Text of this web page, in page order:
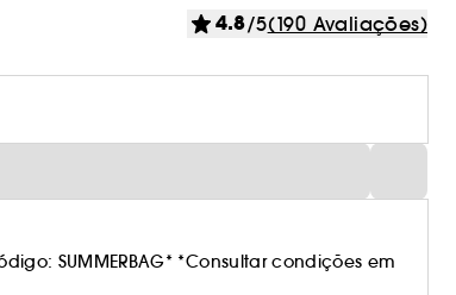
4.8/5(190 Avaliações)
SUMMERBAG* *Consultar condições em